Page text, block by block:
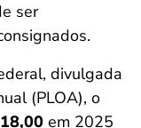
ser
divulgada
(PLOA), o
em 2025